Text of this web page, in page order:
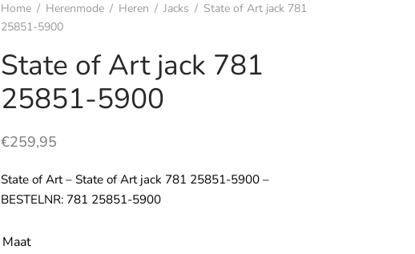
Home / Herenmode / Heren / Jacks / State of Art jack 781
25851-5900
State of Art jack 781
25851-5900
€259,95
State of Art – State of Art jack 781 25851-5900 –
BESTELNR: 781 25851-5900
Maat